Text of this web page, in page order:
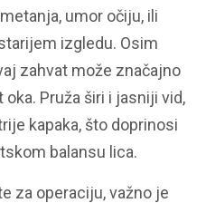
umor očiju, ili
izgledu. Osim
zahvat može značajno
Pruža širi i jasniji vid,
kapaka, što doprinosi
balansu lica.
za operaciju, važno je